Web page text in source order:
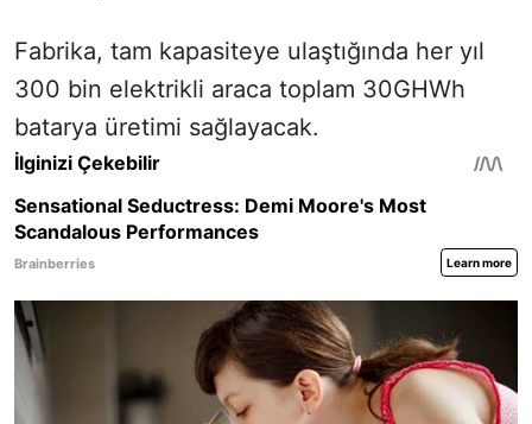
Fabrika, tam kapasiteye ulaştığında her yıl
300 bin elektrikli araca toplam 30GHWh
batarya üretimi sağlayacak.